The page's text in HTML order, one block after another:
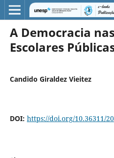
A Democracia
Escolares
Candido Giraldez Vieitez
DOI: https://doi.org/10.36311/